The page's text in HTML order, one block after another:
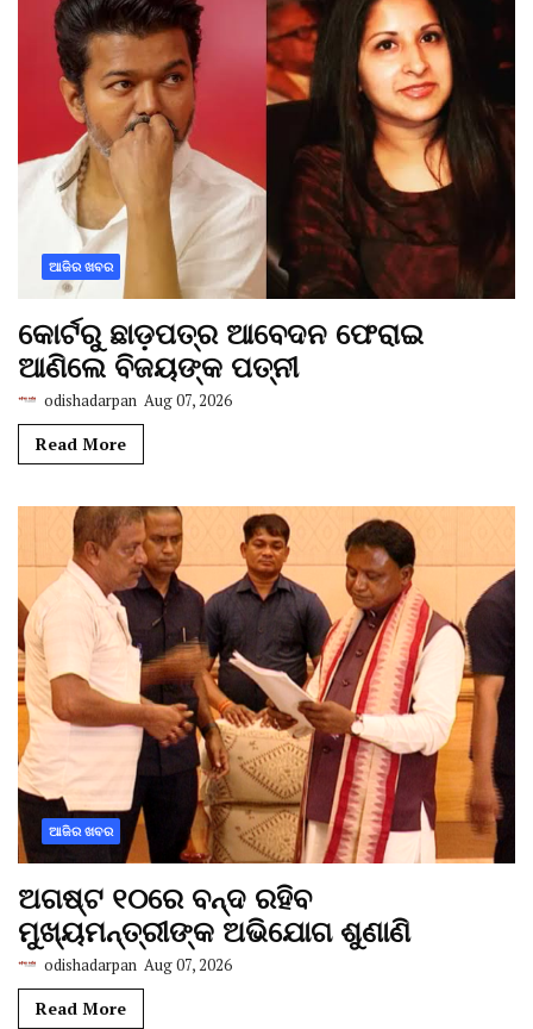
ଆଜିର ଖବର
କୋର୍ଟରୁ ଛାଡ଼ପତ୍ର ଆବେଦନ ଫେରାଇ
ଆଣିଲେ ବିଜୟଙ୍କ ପତ୍ନୀ
odishadarpan Aug 07, 2026
Read More
ଆଜିର ଖବର
ଅଗଷ୍ଟ ୧୦ରେ ବନ୍ଦ ରହିବ
ମୁଖ୍ୟମନ୍ତ୍ରୀଙ୍କ ଅଭିଯୋଗ ଶୁଣାଣି
odishadarpan Aug 07, 2026
Read More